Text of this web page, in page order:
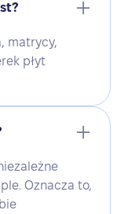
matrycy,
płyt
Oznacza to,